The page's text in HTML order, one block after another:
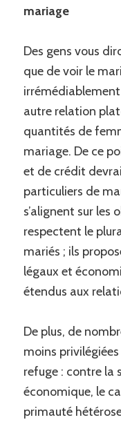
mariage
Des gens vous
que de voir le
autre relation
quantités de
mariage. De ce
et de crédit
particuliers de
s’alignent sur les
respectent le
mariés ; ils
légaux et
étendus aux
De plus, de
moins
refuge : contre la
économique, le
primauté